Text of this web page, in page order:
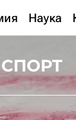
Наука